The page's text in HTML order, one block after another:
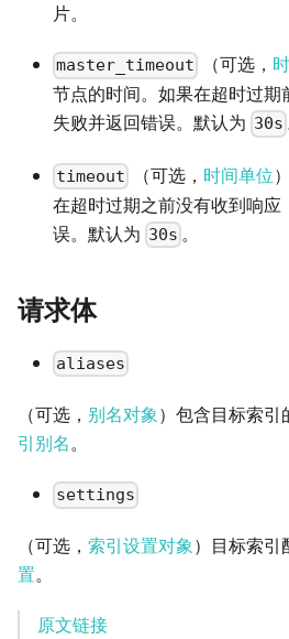
片。
master_timeout （可选，
节点的时间。如果在超时过
失败并返回错误。默认为 30s
timeout （可选， 时间单位
在超时过期之前没有收到响
误。默认为 30s 。
请求体
aliases
（可选， 别名对象）包含目标索引
引别名。
settings
（可选， 索引设置对象）目标索引
置。
原文链接